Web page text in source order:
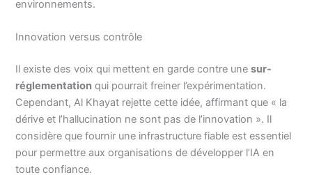
environnements.
Innovation versus contrôle
Il existe des voix qui mettent en garde contre unesur-
réglementation qui pourrait freiner l’expérimentation.
Cependant, Al Khayat rejette cette idée, affirmant que « la
dérive et l’hallucination ne sont pas de l’innovation ». Il
considère que fournir une infrastructure fiable est essentiel
pour permettre aux organisations de développer l’IA en
toute confiance.